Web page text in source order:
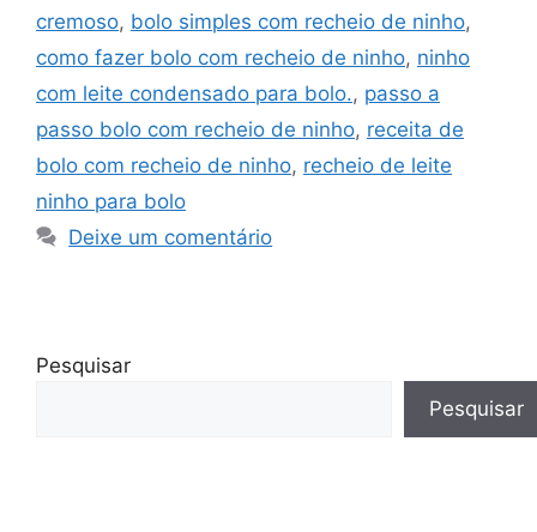
cremoso, bolo simples com recheio de ninho,
como fazer bolo com recheio de ninho, ninho
com leite condensado para bolo., passo a
passo bolo com recheio de ninho, receita de
bolo com recheio de ninho, recheio de leite
ninho para bolo
Deixe um comentário
Pesquisar
Pesquisar